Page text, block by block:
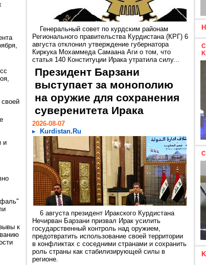
и
к
Генеральный совет по курдским районам
Регионального правительства Курдистана (КРГ) 6
августа отклонил утверждение губернатора
Киркука Мохаммеда Самаана Аги о том, что
статья 140 Конституции Ирака утратила силу...
Президент Барзани
выступает за монополию
на оружие для сохранения
суверенитета Ирака
2026-08-07
Kurdistan.Ru
6 августа президент Иракского Курдистана
Нечирван Барзани призвал Ирак усилить
государственный контроль над оружием,
предотвратить использование своей территории
в конфликтах с соседними странами и сохранить
роль страны как стабилизирующей силы в
регионе.